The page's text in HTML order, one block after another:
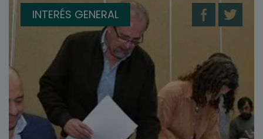
INTERÉS GENERAL